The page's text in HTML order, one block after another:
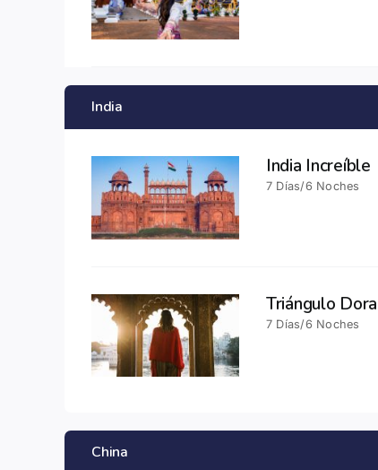
India
India Increíble
7 Días/6 Noches
Triángulo
7 Días/6 Noches
China